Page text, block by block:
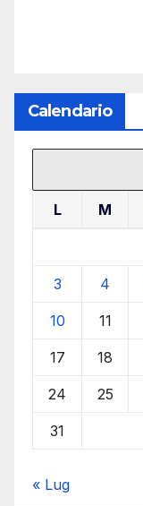
Calendario
L M
3 4
10 11
17 18
24 25
31
« Lug